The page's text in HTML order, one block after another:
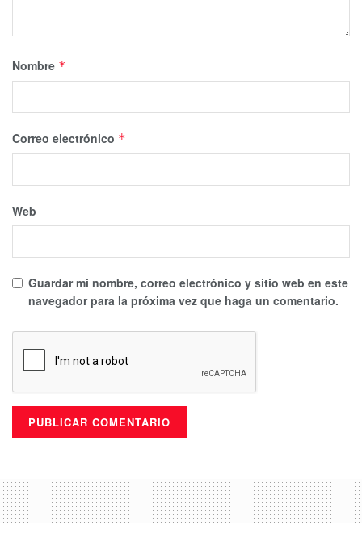
Nombre *
Correo electrónico *
Web
Guardar mi nombre, correo electrónico y sitio web en este
navegador para la próxima vez que haga un comentario.